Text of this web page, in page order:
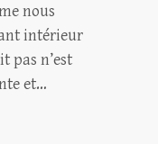
nous
intérieur
pas n’est
et…